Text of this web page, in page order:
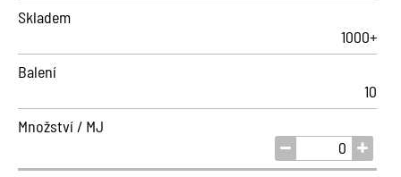
Skladem
1000+
Balení
10
Množství / MJ